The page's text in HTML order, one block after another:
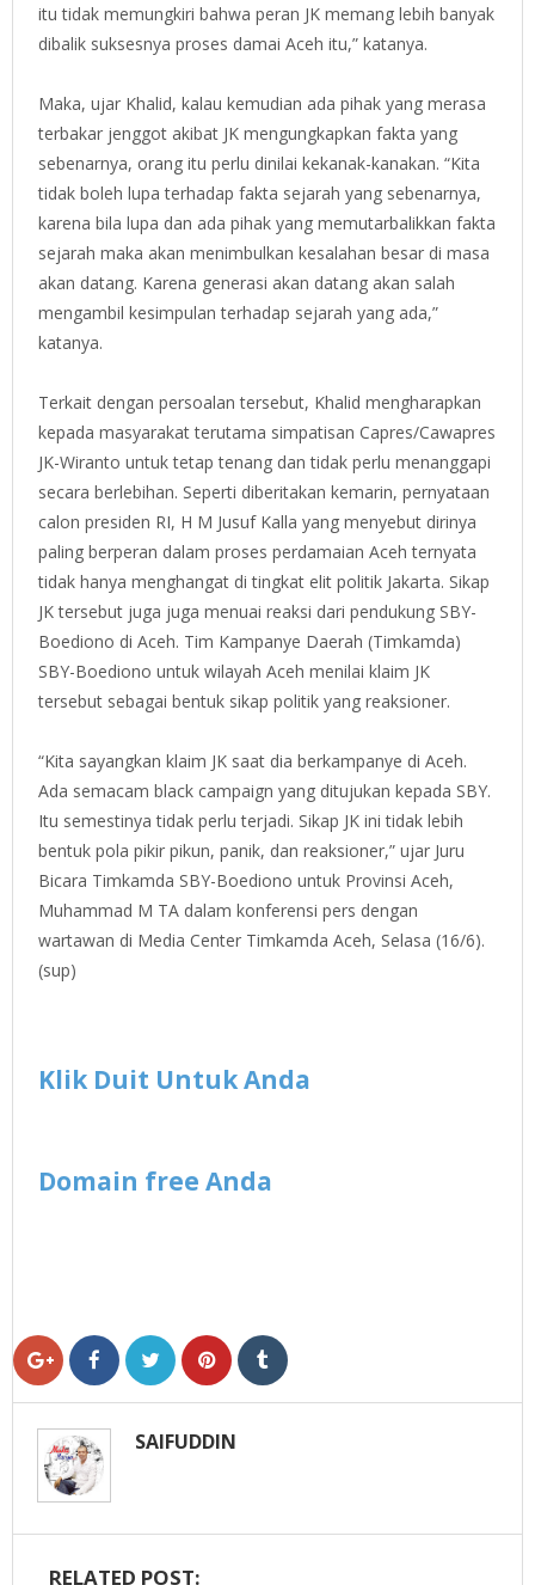
itu tidak memungkiri bahwa peran JK memang lebih banyak
dibalik suksesnya proses damai Aceh itu,” katanya.
Maka, ujar Khalid, kalau kemudian ada pihak yang merasa
terbakar jenggot akibat JK mengungkapkan fakta yang
sebenarnya, orang itu perlu dinilai kekanak-kanakan. “Kita
tidak boleh lupa terhadap fakta sejarah yang sebenarnya,
karena bila lupa dan ada pihak yang memutarbalikkan fakta
sejarah maka akan menimbulkan kesalahan besar di masa
akan datang. Karena generasi akan datang akan salah
mengambil kesimpulan terhadap sejarah yang ada,”
katanya.
Terkait dengan persoalan tersebut, Khalid mengharapkan
kepada masyarakat terutama simpatisan Capres/Cawapres
JK-Wiranto untuk tetap tenang dan tidak perlu menanggapi
secara berlebihan. Seperti diberitakan kemarin, pernyataan
calon presiden RI, H M Jusuf Kalla yang menyebut dirinya
paling berperan dalam proses perdamaian Aceh ternyata
tidak hanya menghangat di tingkat elit politik Jakarta. Sikap
JK tersebut juga juga menuai reaksi dari pendukung SBY-
Boediono di Aceh. Tim Kampanye Daerah (Timkamda)
SBY-Boediono untuk wilayah Aceh menilai klaim JK
tersebut sebagai bentuk sikap politik yang reaksioner.
“Kita sayangkan klaim JK saat dia berkampanye di Aceh.
Ada semacam black campaign yang ditujukan kepada SBY.
Itu semestinya tidak perlu terjadi. Sikap JK ini tidak lebih
bentuk pola pikir pikun, panik, dan reaksioner,” ujar Juru
Bicara Timkamda SBY-Boediono untuk Provinsi Aceh,
Muhammad M TA dalam konferensi pers dengan
wartawan di Media Center Timkamda Aceh, Selasa (16/6).
(sup)
Klik Duit Untuk Anda
Domain free Anda
SAIFUDDIN
RELATED POST: